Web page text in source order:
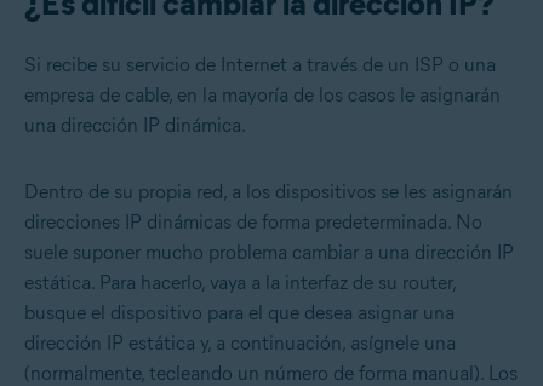
Si recibe su servicio de Internet a través de un ISP o una
empresa de cable, en la mayoría de los casos le asignarán
una dirección IP dinámica.
Dentro de su propia red, a los dispositivos se les asignarán
direcciones IP dinámicas de forma predeterminada. No
suele suponer mucho problema cambiar a una dirección IP
estática. Para hacerlo, vaya a la interfaz de su router,
busque el dispositivo para el que desea asignar una
dirección IP estática y, a continuación, asígnele una
(normalmente, tecleando un número de forma manual). Los